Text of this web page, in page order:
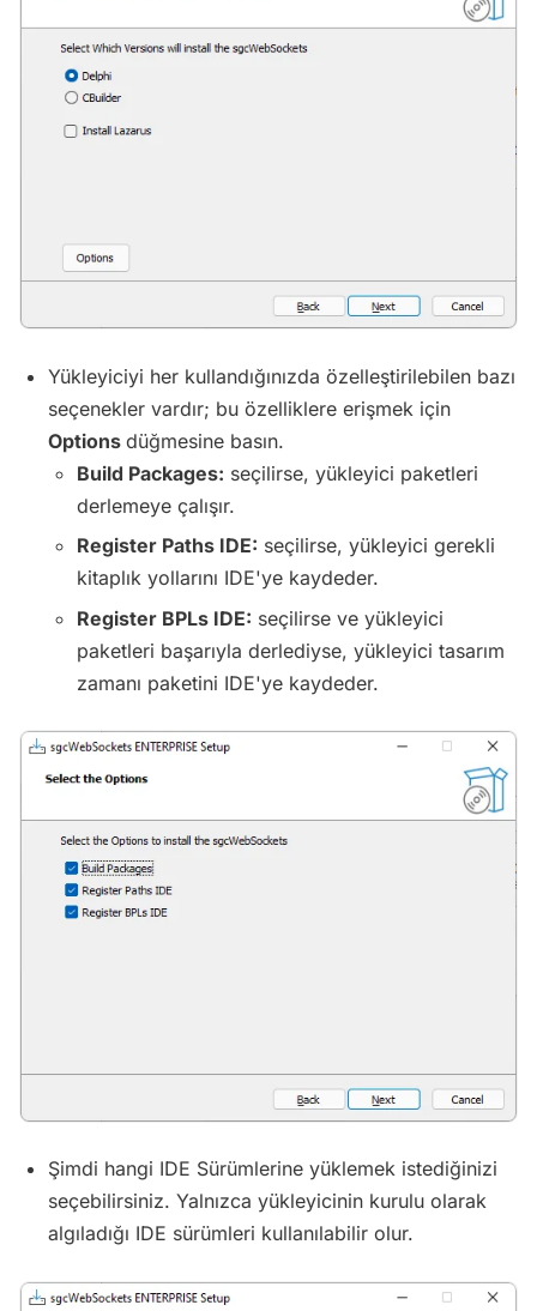
Yükleyiciyi her kullandığınızda özelleştirilebilen bazı
seçenekler vardır; bu özelliklere erişmek için
Options düğmesine basın.
Build Packages: seçilirse, yükleyici paketleri
derlemeye çalışır.
Register Paths IDE: seçilirse, yükleyici gerekli
kitaplık yollarını IDE'ye kaydeder.
Register BPLs IDE: seçilirse ve yükleyici
paketleri başarıyla derlediyse, yükleyici tasarım
zamanı paketini IDE'ye kaydeder.
Şimdi hangi IDE Sürümlerine yüklemek istediğinizi
seçebilirsiniz. Yalnızca yükleyicinin kurulu olarak
algıladığı IDE sürümleri kullanılabilir olur.